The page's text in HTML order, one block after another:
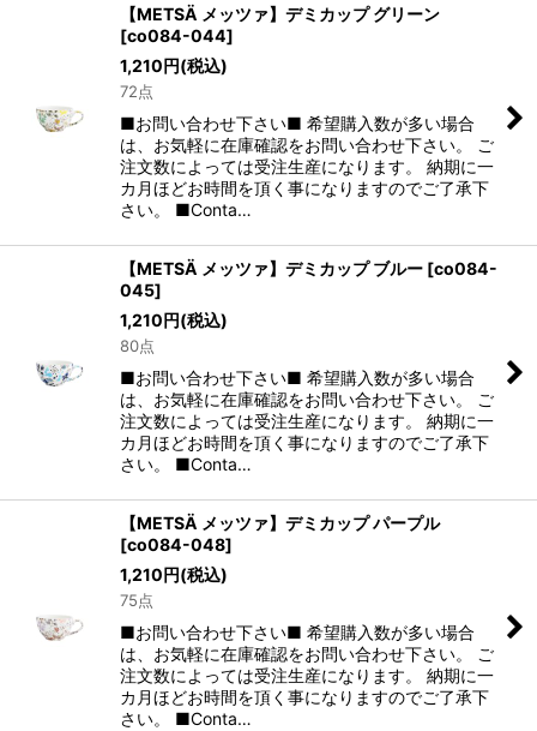
【METSÄ メッツァ】デミカップ グリーン
[co084-044]
1,210円(税込)
72点
■お問い合わせ下さい■ 希望購入数が多い場合
は、お気軽に在庫確認をお問い合わせ下さい。 ご
注文数によっては受注生産になります。 納期に一
カ月ほどお時間を頂く事になりますのでご了承下
さい。 ■Conta…
【METSÄ メッツァ】デミカップ ブルー [co084-
045]
1,210円(税込)
80点
■お問い合わせ下さい■ 希望購入数が多い場合
は、お気軽に在庫確認をお問い合わせ下さい。 ご
注文数によっては受注生産になります。 納期に一
カ月ほどお時間を頂く事になりますのでご了承下
さい。 ■Conta…
【METSÄ メッツァ】デミカップ パープル
[co084-048]
1,210円(税込)
75点
■お問い合わせ下さい■ 希望購入数が多い場合
は、お気軽に在庫確認をお問い合わせ下さい。 ご
注文数によっては受注生産になります。 納期に一
カ月ほどお時間を頂く事になりますのでご了承下
さい。 ■Conta…